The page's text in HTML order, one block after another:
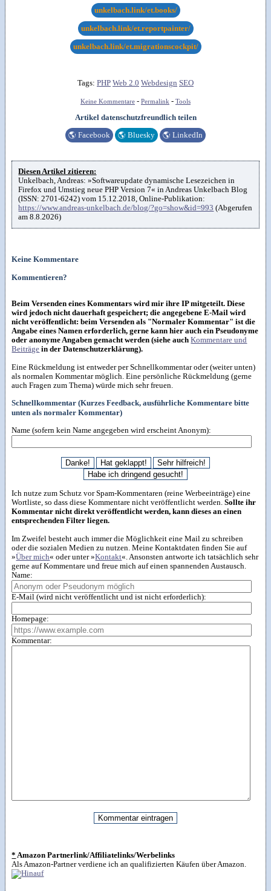
unkelbach.link/et.books/
unkelbach.link/et.reportpainter/
unkelbach.link/et.migrationscockpit/
Tags: PHP Web 2.0 Webdesign SEO
Keine Kommentare - Permalink - Tools
Artikel datenschutzfreundlich teilen
🌎 Facebook 🌎 Bluesky 🌎 LinkedIn
Diesen Artikel zitieren:
Unkelbach, Andreas: »Softwareupdate dynamische Lesezeichen in
Firefox und Umstieg neue PHP Version 7« in Andreas Unkelbach Blog
(ISSN: 2701-6242) vom 15.12.2018, Online-Publikation:
https://www.andreas-unkelbach.de/blog/?go=show&id=993 (Abgerufen
am 8.8.2026)
Keine Kommentare
Kommentieren?
Beim Versenden eines Kommentars wird mir ihre IP mitgeteilt. Diese
wird jedoch nicht dauerhaft gespeichert; die angegebene E-Mail wird
nicht veröffentlicht: beim Versenden als "Normaler Kommentar" ist die
Angabe eines Namen erforderlich, gerne kann hier auch ein Pseudonyme
oder anonyme Angaben gemacht werden (siehe auchKommentare und
Beiträge in der Datenschutzerklärung).
Eine Rückmeldung ist entweder per Schnellkommentar oder (weiter unten)
als normalen Kommentar möglich. Eine persönliche Rückmeldung (gerne
auch Fragen zum Thema) würde mich sehr freuen.
Schnellkommentar (Kurzes Feedback, ausführliche Kommentare bitte
unten als normaler Kommentar)
Name (sofern kein Name angegeben wird erscheint Anonym):
Ich nutze zum Schutz vor Spam-Kommentaren (reine Werbeeinträge) eine
Wortliste, so dass diese Kommentare nicht veröffentlicht werden.Sollte ihr
Kommentar nicht direkt veröffentlicht werden, kann dieses an einen
entsprechenden Filter liegen.
Im Zweifel besteht auch immer die Möglichkeit eine Mail zu schreiben
oder die sozialen Medien zu nutzen. Meine Kontaktdaten finden Sie auf
»Über mich« oder unter »Kontakt«. Ansonsten antworte ich tatsächlich sehr
gerne auf Kommentare und freue mich auf einen spannenden Austausch.
Name:
E-Mail (wird nicht veröffentlicht und ist nicht erforderlich):
Homepage:
Kommentar:
* Amazon Partnerlink/Affiliatelinks/Werbelinks
Als Amazon-Partner verdiene ich an qualifizierten Käufen über Amazon.